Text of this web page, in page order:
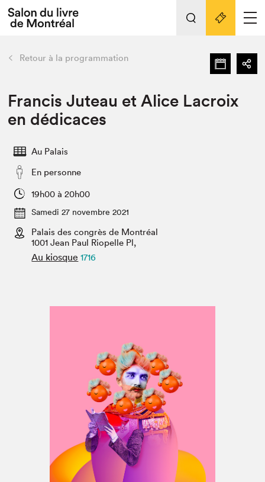
Espace exposant⋅e⋅s
Espace enseignant·e·s
L'événement
Préparer sa visite au Salon
SLM PRO
retour Nos activités
Préparer sa visite
Salon au Palais
Salon dans la ville et en ligne
Projets partenaires
Liens pratiques
Retour à la programmation
Francis Juteau et Alice Lacroix
en dédicaces
Au Palais
En personne
19h00 à 20h00
Samedi 27 novembre 2021
Palais des congrès de Montréal
1001 Jean Paul Riopelle Pl,
Au kiosque 1716